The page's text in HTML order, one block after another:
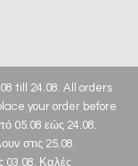
till 24.08. All orders
your order before
05.08 εώς 24.08.
στις 25.08.
03.08. Καλές